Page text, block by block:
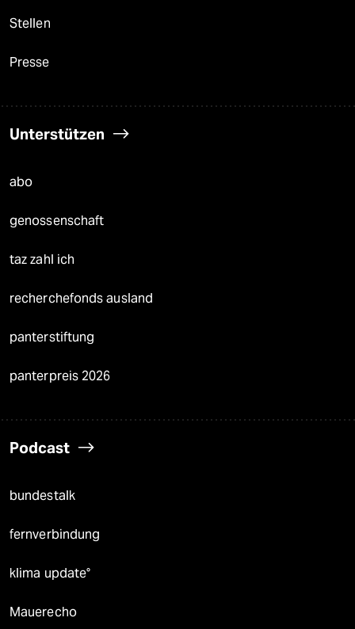
Stellen
Presse
Unterstützen
abo
genossenschaft
taz zahl ich
recherchefonds ausland
panterstiftung
panterpreis 2026
Podcast
bundestalk
fernverbindung
klima update°
Mauerecho